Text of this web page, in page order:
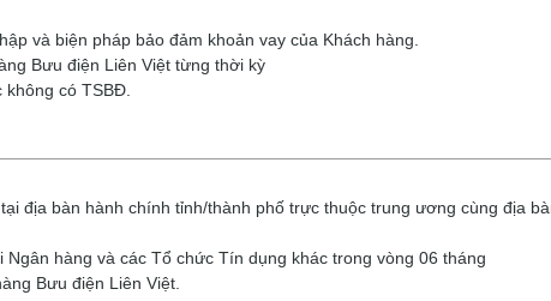
và biện pháp bảo đảm khoản vay của Khách hàng.
Bưu điện Liên Việt từng thời kỳ
có TSBĐ.
địa bàn hành chính tỉnh/thành phố trực thuộc trung ương cùng địa
hàng và các Tổ chức Tín dụng khác trong vòng 06 tháng
Bưu điện Liên Việt.